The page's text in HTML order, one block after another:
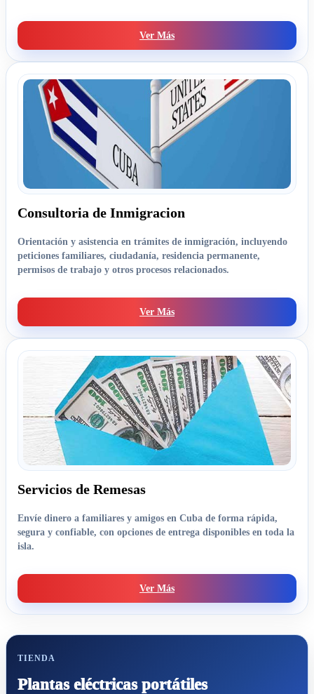
Ver Más
Consultoria de Inmigracion
Orientación y asistencia en trámites de inmigración, incluyendo
peticiones familiares, ciudadanía, residencia permanente,
permisos de trabajo y otros procesos relacionados.
Ver Más
Servicios de Remesas
Envíe dinero a familiares y amigos en Cuba de forma rápida,
segura y confiable, con opciones de entrega disponibles en toda la
isla.
Ver Más
TIENDA
Plantas eléctricas portátiles